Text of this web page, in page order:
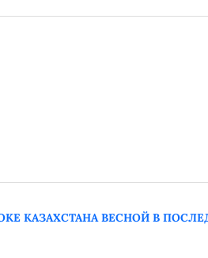
КАЗАХСТАНА ВЕСНОЙ В